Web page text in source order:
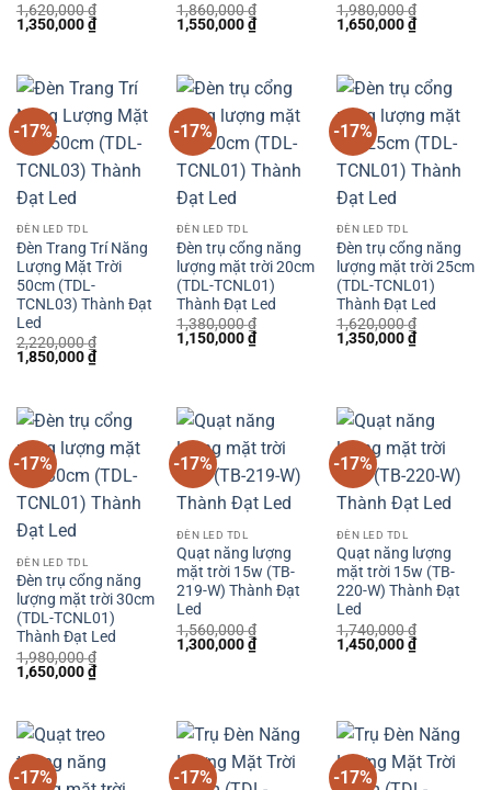
1,620,000₫
Giá
gốc
1,350,000₫Giá
hiện
1,350,000 ₫.
1,860,000₫
Giá
gốc
1,550,000₫Giá
hiện
1,550,000 ₫.
1,980,000₫
Giá
gốc
1,650,000₫Giá
hiện
1,650,000
-17%
ĐÈN LED TDL
Đèn Trang Trí Năng
Lượng Mặt Trời
50cm (TDL-
TCNL03) Thành Đạt
Led
2,220,000₫
Giá
gốc
1,850,000₫Giá
hiện
1,850,000 ₫.
-17%
ĐÈN LED TDL
Đèn trụ cổng năng
lượng mặt trời 20cm
(TDL-TCNL01)
Thành Đạt Led
1,380,000₫
Giá
gốc
1,150,000₫Giá
hiện
-17%
ĐÈN LED TDL
Đèn trụ cổng năng
lượng mặt trời 25cm
(TDL-TCNL01)
Thành Đạt Led
1,620,000₫
Giá
gốc
1,350,000₫Giá
hiện
-17%
ĐÈN LED TDL
Đèn trụ cổng năng
lượng mặt trời 30cm
(TDL-TCNL01)
Thành Đạt Led
1,980,000₫
Giá
gốc
1,650,000₫Giá
hiện
1,650,000 ₫.
-17%
ĐÈN LED TDL
Quạt năng lượng
mặt trời 15w (TB-
219-W) Thành Đạt
Led
1,560,000₫
Giá
gốc
1,300,000₫Giá
hiện
-17%
ĐÈN LED TDL
Quạt năng lượng
mặt trời 15w (TB-
220-W) Thành Đạt
Led
1,740,000₫
Giá
gốc
1,450,000₫Giá
hiện
-17% -17% -17%